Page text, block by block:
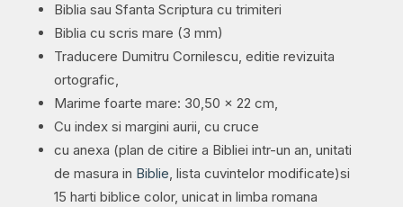
neagra,
aurita,
index,
materiale
Biblia sau Sfanta Scriptura cu trimiteri
Biblia cu scris mare (3 mm)
Traducere Dumitru Cornilescu, editie revizuita
ortografic,
Marime foarte mare: 30,50 x 22 cm,
Cu index si margini aurii, cu cruce
cu anexa (plan de citire a Bibliei intr-un an, unitati
de masura in Biblie, lista cuvintelor modificate)si
15 harti biblice color, unicat in limba romana